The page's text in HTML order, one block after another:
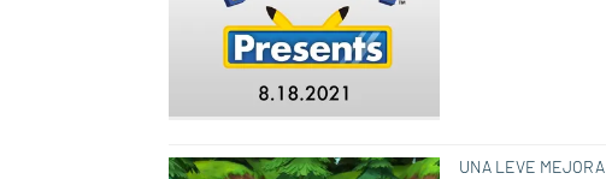
UNA LEVE MEJORA